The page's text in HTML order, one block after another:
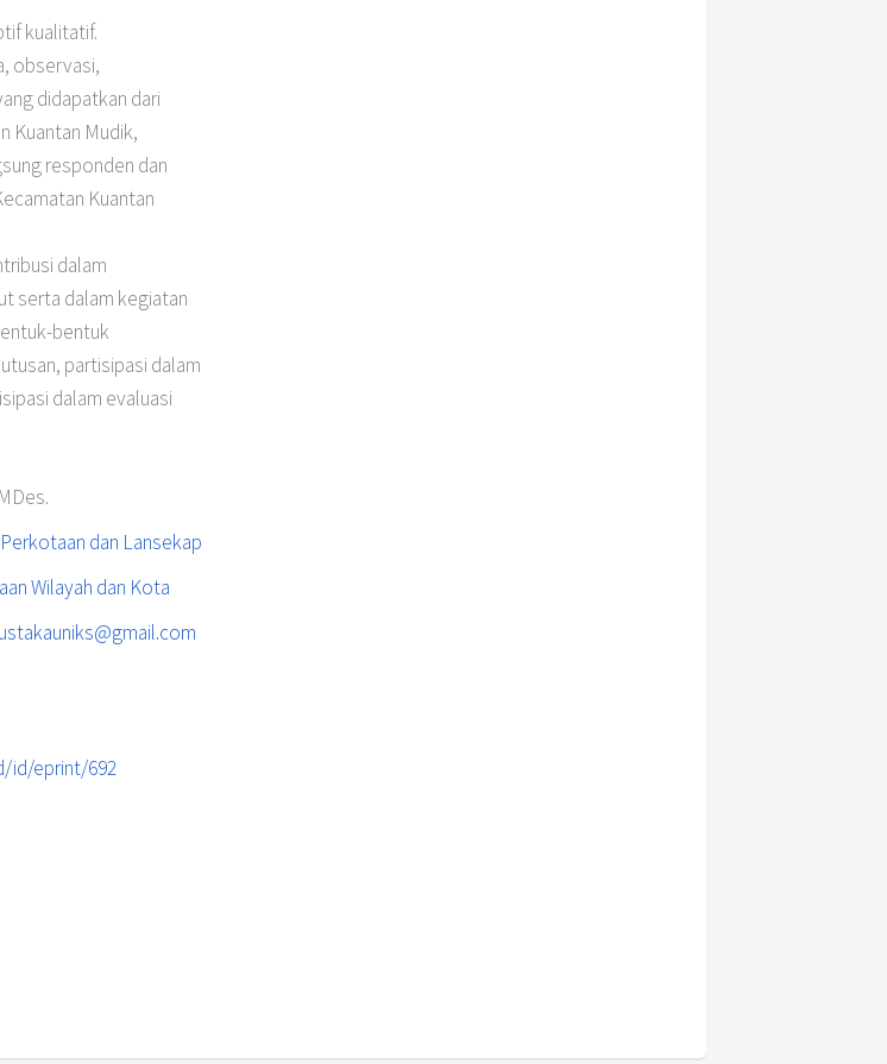
kualitatif.
observasi,
didapatkan dari
Kuantan Mudik,
responden dan
Kuantan
dalam
serta dalam kegiatan
bentuk
partisipasi dalam
dalam evaluasi
dan Lansekap
Wilayah dan Kota
id/eprint/692